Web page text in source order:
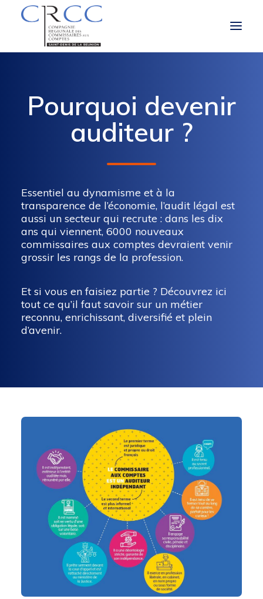
LE ROLE ET LES MISSIONS DU CAC
OBLIGATIONS RÉGLEMENTAIRES
Pourquoi devenir
auditeur ?
Essentiel au dynamisme et à la
transparence de l’économie, l’audit légal est
aussi un secteur qui recrute : dans les dix
ans qui viennent, 6000 nouveaux
commissaires aux comptes devraient venir
grossir les rangs de la profession.
Et si vous en faisiez partie ? Découvrez ici
tout ce qu’il faut savoir sur un métier
reconnu, enrichissant, diversifié et plein
d’avenir.